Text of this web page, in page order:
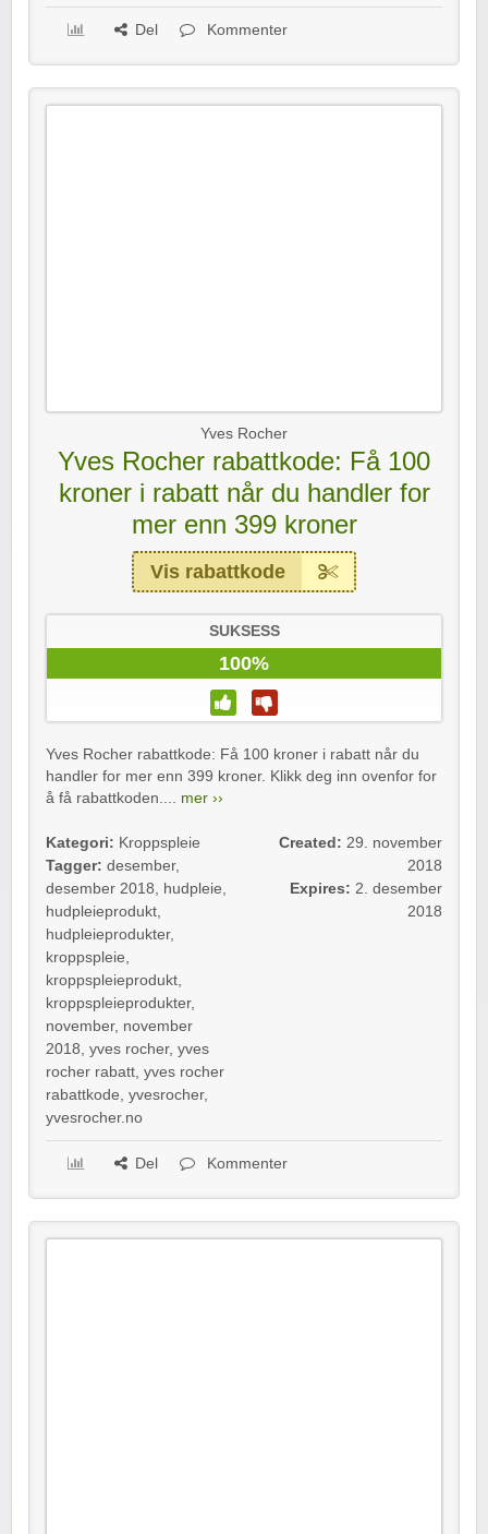
Del Kommenter
Yves Rocher
Yves Rocher rabattkode: Få 100
kroner i rabatt når du handler for
mer enn 399 kroner
Vis rabattkode
SUKSESS
100%
Yves Rocher rabattkode: Få 100 kroner i rabatt når du
handler for mer enn 399 kroner. Klikk deg inn ovenfor for
å få rabattkoden.... mer ››
Kategori: Kroppspleie
Tagger: desember,
desember 2018, hudpleie,
hudpleieprodukt,
hudpleieprodukter,
kroppspleie,
kroppspleieprodukt,
kroppspleieprodukter,
november, november
2018, yves rocher, yves
rocher rabatt, yves rocher
rabattkode, yvesrocher,
yvesrocher.no
Created: 29. november
2018
Expires: 2. desember
2018
Del Kommenter